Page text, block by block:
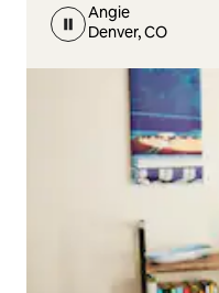
Angie
Denver, CO